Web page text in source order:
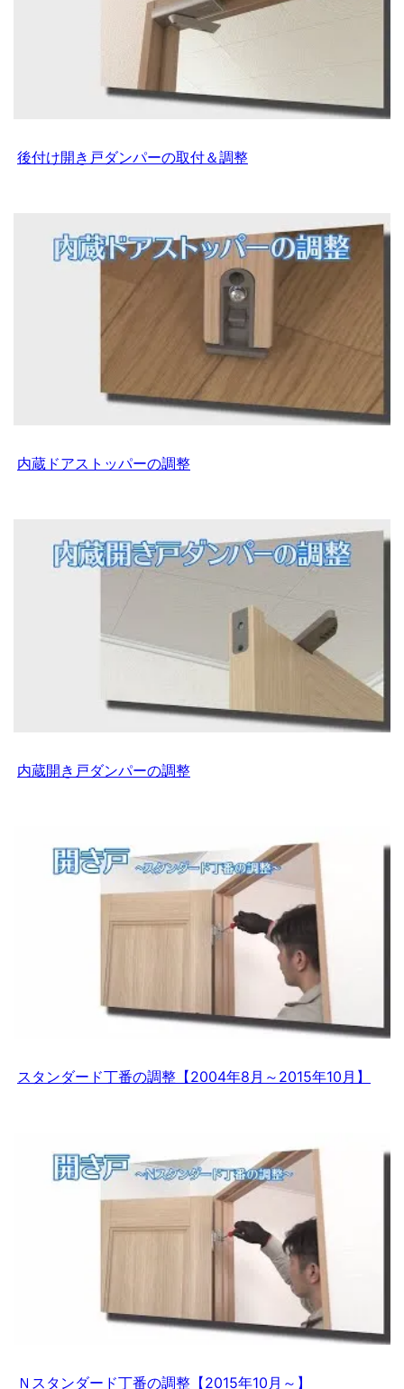
後付け開き戸ダンパーの取付＆調整
内蔵ドアストッパーの調整
内蔵開き戸ダンパーの調整
スタンダード丁番の調整【2004年8月～2015年10月】
Ｎスタンダード丁番の調整【2015年10月～】